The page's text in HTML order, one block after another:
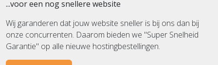
...voor een nog snellere website
Wij garanderen dat jouw website sneller is bij ons dan bij
onze concurrenten. Daarom bieden we "Super Snelheid
Garantie" op alle nieuwe hostingbestellingen.